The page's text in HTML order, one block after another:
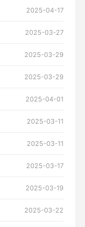
2025-04-17
2025-03-27
2025-03-29
2025-03-29
2025-04-01
2025-03-11
2025-03-11
2025-03-17
2025-03-19
2025-03-22